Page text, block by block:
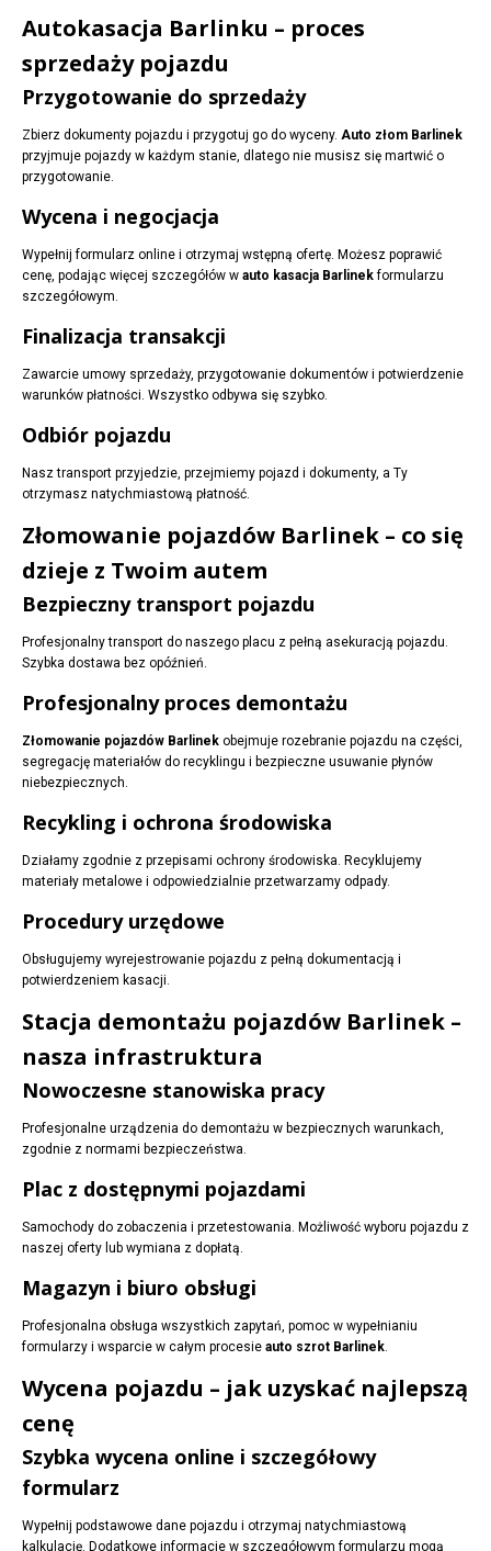
Autokasacja Barlinku – proces
sprzedaży pojazdu
Przygotowanie do sprzedaży
Zbierz dokumenty pojazdu i przygotuj go do wyceny. Auto złom Barlinek
przyjmuje pojazdy w każdym stanie, dlatego nie musisz się martwić o
przygotowanie.
Wycena i negocjacja
Wypełnij formularz online i otrzymaj wstępną ofertę. Możesz poprawić
cenę, podając więcej szczegółów w auto kasacja Barlinekformularzu
szczegółowym.
Finalizacja transakcji
Zawarcie umowy sprzedaży, przygotowanie dokumentów i potwierdzenie
warunków płatności. Wszystko odbywa się szybko.
Odbiór pojazdu
Nasz transport przyjedzie, przejmiemy pojazd i dokumenty, a Ty
otrzymasz natychmiastową płatność.
Złomowanie pojazdów Barlinek – co się
dzieje z Twoim autem
Bezpieczny transport pojazdu
Profesjonalny transport do naszego placu z pełną asekuracją pojazdu.
Szybka dostawa bez opóźnień.
Profesjonalny proces demontażu
Złomowanie pojazdów Barlinek obejmuje rozebranie pojazdu na części,
segregację materiałów do recyklingu i bezpieczne usuwanie płynów
niebezpiecznych.
Recykling i ochrona środowiska
Działamy zgodnie z przepisami ochrony środowiska. Recyklujemy
materiały metalowe i odpowiedzialnie przetwarzamy odpady.
Procedury urzędowe
Obsługujemy wyrejestrowanie pojazdu z pełną dokumentacją i
potwierdzeniem kasacji.
Stacja demontażu pojazdów Barlinek –
nasza infrastruktura
Nowoczesne stanowiska pracy
Profesjonalne urządzenia do demontażu w bezpiecznych warunkach,
zgodnie z normami bezpieczeństwa.
Plac z dostępnymi pojazdami
Samochody do zobaczenia i przetestowania. Możliwość wyboru pojazdu z
naszej oferty lub wymiana z dopłatą.
Magazyn i biuro obsługi
Profesjonalna obsługa wszystkich zapytań, pomoc w wypełnianiu
formularzy i wsparcie w całym procesie auto szrot Barlinek.
Wycena pojazdu – jak uzyskać najlepszą
cenę
Szybka wycena online i szczegółowy
formularz
Wypełnij podstawowe dane pojazdu i otrzymaj natychmiastową
kalkulację. Dodatkowe informacje w szczegółowym formularzu mogą